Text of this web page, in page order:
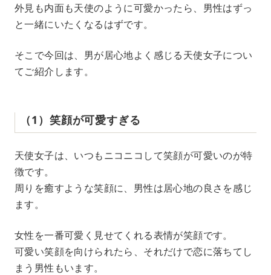
外見も内面も天使のように可愛かったら、男性はずっ
と一緒にいたくなるはずです。
そこで今回は、男が居心地よく感じる天使女子につい
てご紹介します。
（1）笑顔が可愛すぎる
天使女子は、いつもニコニコして笑顔が可愛いのが特
徴です。
周りを癒すような笑顔に、男性は居心地の良さを感じ
ます。
女性を一番可愛く見せてくれる表情が笑顔です。
可愛い笑顔を向けられたら、それだけで恋に落ちてし
まう男性もいます。